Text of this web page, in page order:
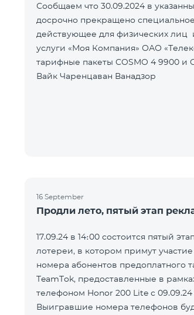
Сообщаем что 30.09.2024 в
досрочно прекращено
действующее для физических лиц
услуги «Моя Компания» ОАО
тарифные пакеты COSMO 4 9900 и
Вайк Чаренцаван Ванадзор
16 September
Продли лето, пятый этап
17.09.24 в 14։00 состоится пятый
лотереи, в котором примут
номера абонентов предоплатного
TeamTok, предоставленные в
телефоном Honor 200 Lite с 09.09.24
Выигравшие номера телефонов